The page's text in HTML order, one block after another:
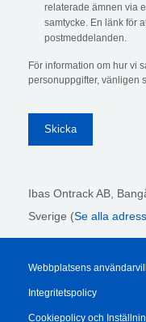
relaterade ämnen via
samtycke. En länk för
postmeddelanden.
För information om hur vi
personuppgifter, vänligen
Ibas Ontrack AB,
Sverige (Se alla
Webbplatsens
Integritetspolicy
Cookiepolicy och